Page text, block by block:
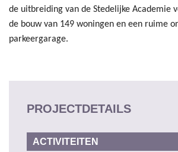
de uitbreiding van de Stedelijke Academie
de bouw van 149 woningen en een ruime
parkeergarage.
PROJECTDETAILS
ACTIVITEITEN